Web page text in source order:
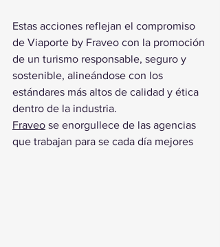
Estas acciones reflejan el compromiso
de Viaporte by Fraveo con la promoción
de un turismo responsable, seguro y
sostenible, alineándose con los
estándares más altos de calidad y ética
dentro de la industria.
Fraveo se enorgullece de las agencias
que trabajan para se cada día mejores